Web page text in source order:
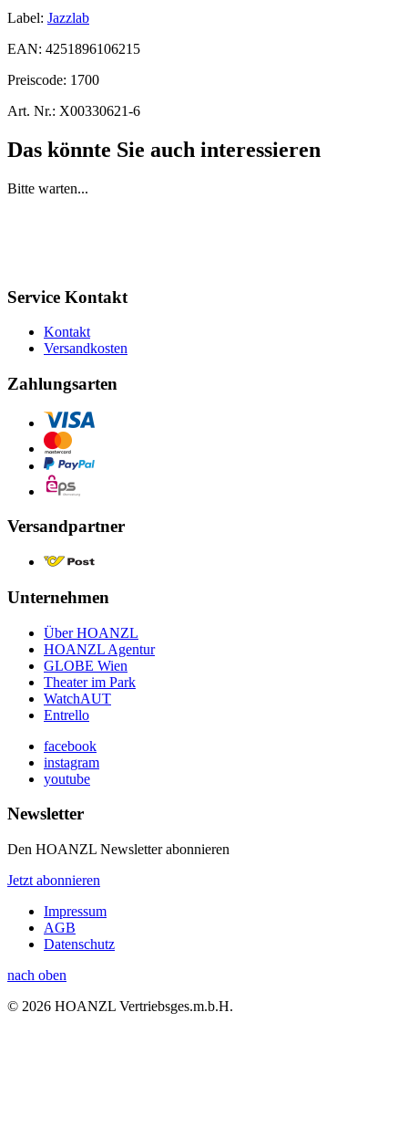
Label: Jazzlab
EAN: 4251896106215
Preiscode: 1700
Art. Nr.: X00330621-6
Das könnte Sie auch interessieren
Bitte warten...
Service Kontakt
Kontakt
Versandkosten
Zahlungsarten
Versandpartner
Unternehmen
Über HOANZL
HOANZL Agentur
GLOBE Wien
Theater im Park
WatchAUT
Entrello
facebook
instagram
youtube
Newsletter
Den HOANZL Newsletter abonnieren
Jetzt abonnieren
Impressum
AGB
Datenschutz
nach oben
© 2026 HOANZL Vertriebsges.m.b.H.